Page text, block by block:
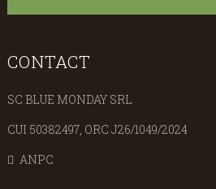
CONTACT
SC BLUE MONDAY SRL
CUI 50382497, ORC J26/1049/2024
ANPC